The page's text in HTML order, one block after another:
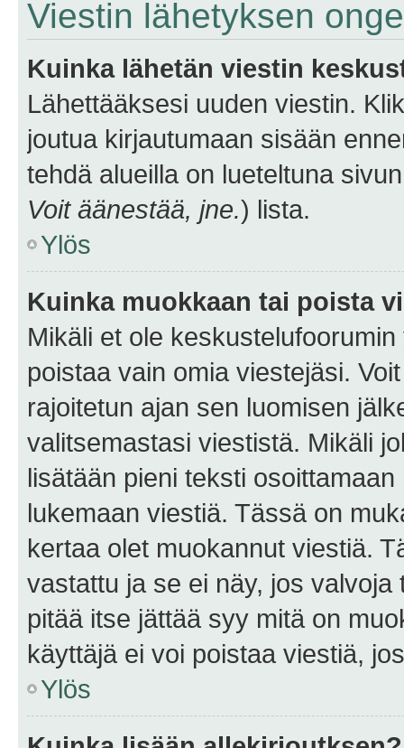
Viestin lähetyksen
Kuinka lähetän viestin
Lähettääksesi uuden viestin.
joutua kirjautumaan sisään
tehdä alueilla on lueteltuna
Voit äänestää, jne.) lista.
Ylös
Kuinka muokkaan tai poista
Mikäli et ole
poistaa vain omia viestejäsi.
rajoitetun ajan sen luomisen
valitsemastasi viestistä. Mikäli
lisätään pieni teksti
lukemaan viestiä. Tässä on
kertaa olet muokannut viestiä.
vastattu ja se ei näy, jos
pitää itse jättää syy mitä on
käyttäjä ei voi poistaa viestiä,
Ylös